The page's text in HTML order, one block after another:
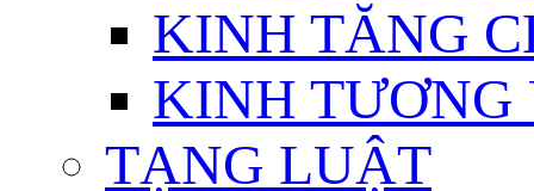
KINH TĂNG
KINH TƯƠNG
TẠNG LUẬT